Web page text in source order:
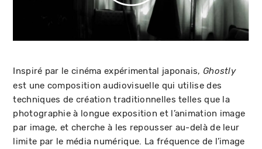
Inspiré par le cinéma expérimental japonais, Ghostly
est une composition audiovisuelle qui utilise des
techniques de création traditionnelles telles que la
photographie à longue exposition et l’animation image
par image, et cherche à les repousser au-delà de leur
limite par le média numérique. La fréquence de l’image